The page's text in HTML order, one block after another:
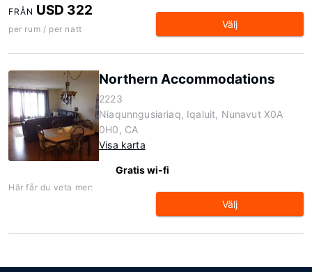
FRÅN USD 322
per rum / per natt Välj
Northern Accommodations
2223
Niaqunngusiariaq, Iqaluit, Nunavut X0A
0H0, CA
Visa karta
Gratis wi-fi
Här får du veta mer:
Välj